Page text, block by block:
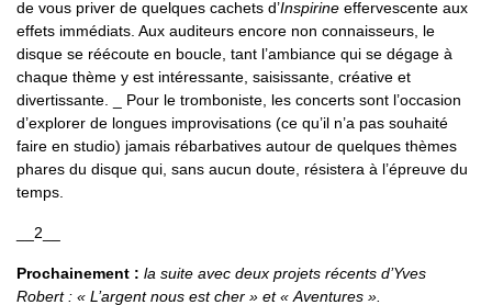
de vous priver de quelques cachets d’Inspirine effervescente aux
effets immédiats. Aux auditeurs encore non connaisseurs, le
disque se réécoute en boucle, tant l’ambiance qui se dégage à
chaque thème y est intéressante, saisissante, créative et
divertissante. _ Pour le tromboniste, les concerts sont l’occasion
d’explorer de longues improvisations (ce qu’il n’a pas souhaité
faire en studio) jamais rébarbatives autour de quelques thèmes
phares du disque qui, sans aucun doute, résistera à l’épreuve du
temps.
__2__
Prochainement : la suite avec deux projets récents d’Yves
Robert : « L’argent nous est cher » et « Aventures ».